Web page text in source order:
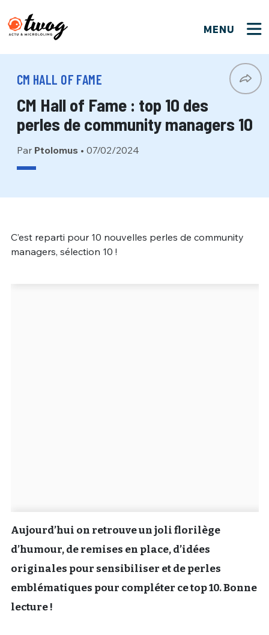
MENU
CM HALL OF FAME
CM Hall of Fame : top 10 des
perles de community managers 10
Par Ptolomus • 07/02/2024
C’est reparti pour 10 nouvelles perles de community
managers, sélection 10 !
Aujourd’hui on retrouve un joli florilège
d’humour, de remises en place, d’idées
originales pour sensibiliser et de perles
emblématiques pour compléter ce top 10. Bonne
lecture !
PSEUDO *
EMAIL*
Connexion
PSEUDO
FERMER
VOTRE PARTICIPATION
Que souhaitez-vous proposer ?
Quelques tweets
C'EST PARTI
Ma propre sélection
ME CONNECTER